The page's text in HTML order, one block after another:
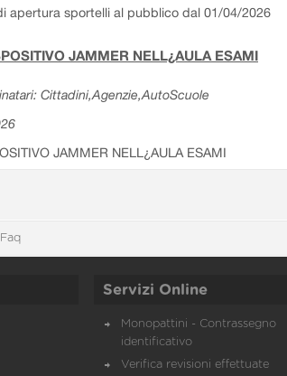
apertura sportelli al pubblico dal 01/04/2026
JAMMER NELL¿AULA ESAMI
Cittadini,Agenzie,AutoScuole
JAMMER NELL¿AULA ESAMI
Faq
Servizi Online
Monopattini - Contrassegno
identificativo
Verifica revisioni effettuate